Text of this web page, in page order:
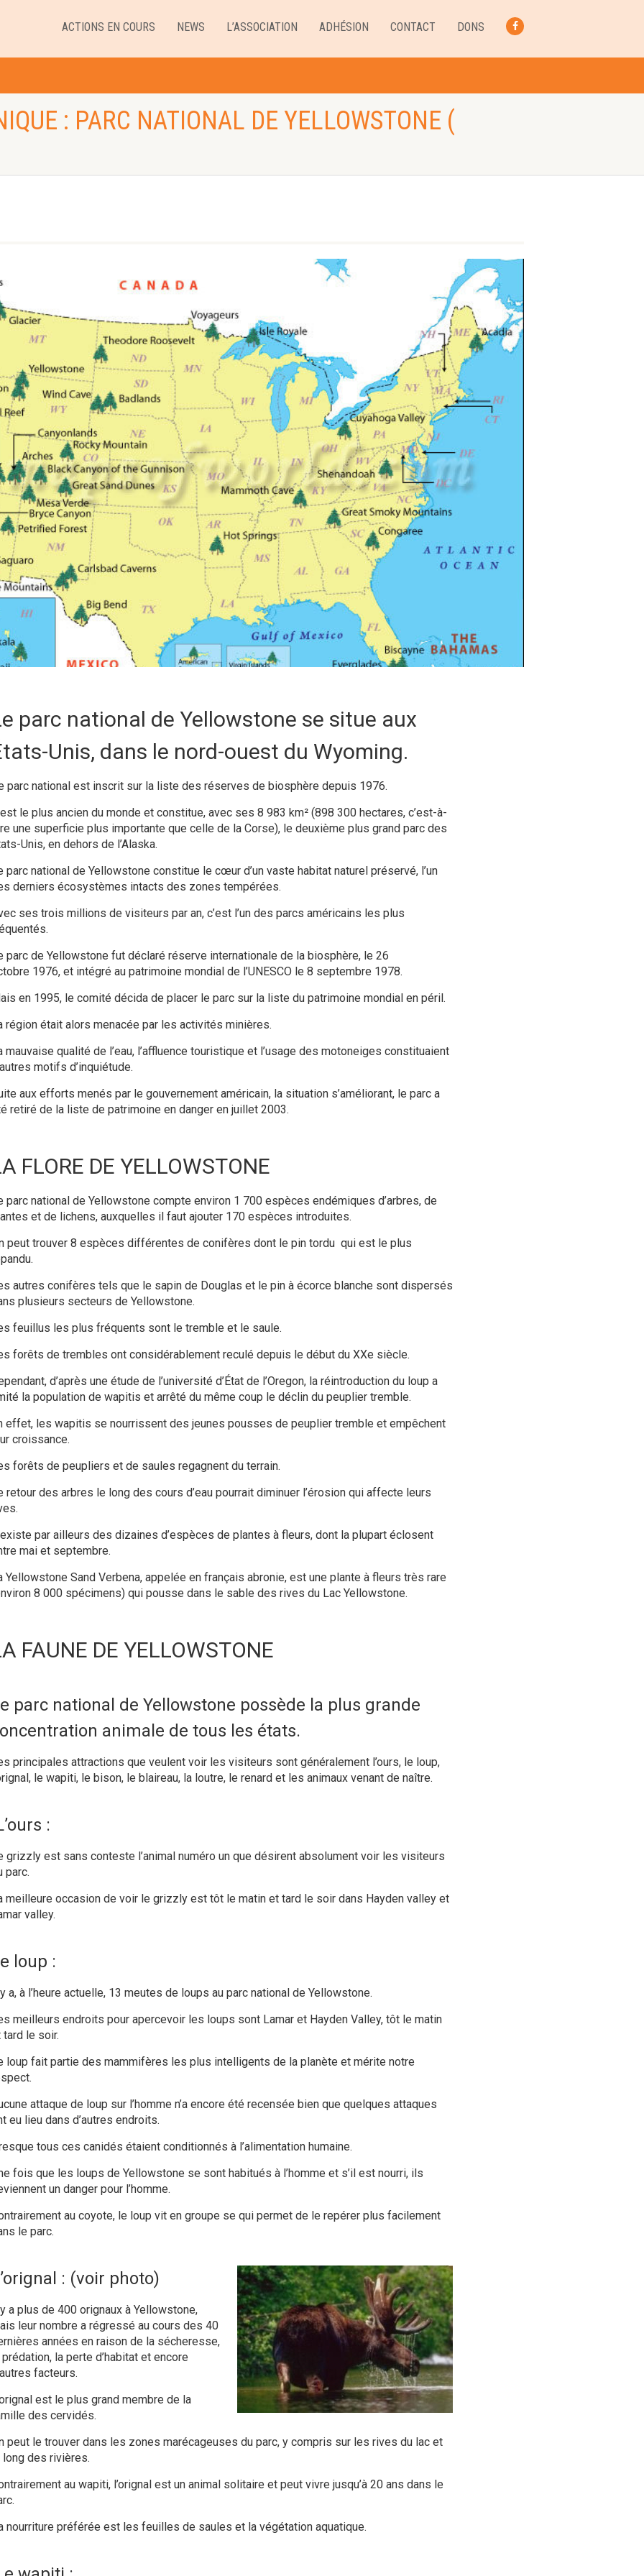
ACTIONS EN COURS NEWS L’ASSOCIATION ADHÉSION CONTACT DONS
: PARC NATIONAL DE YELLOWSTONE (
parc national de Yellowstone se situe aux
Unis, dans le nord-ouest du Wyoming.
parc nationalest inscrit sur la liste des réserves de biosphère depuis 1976.
le plus ancien du monde et constitue, avec ses 8 983 km² (898 300 hectares, c’est-à-
une superficie plus importante que celle de la Corse), le deuxième plus grand parc des
Unis, en dehors de l’Alaska.
parc national de Yellowstone constitue le cœur d’un vaste habitat naturel préservé, l’un
derniers écosystèmes intacts des zones tempérées.
ses trois millions de visiteurs par an, c’est l’un des parcs américains les plus
parc de Yellowstone fut déclaré réserve internationale de la biosphère, le 26
1976, et intégré au patrimoine mondial de l’UNESCO le 8 septembre 1978.
en 1995, le comité décida de placer le parc sur la liste du patrimoine mondial en péril.
région était alors menacée par les activités minières.
mauvaise qualité de l’eau, l’affluence touristique et l’usage des motoneiges constituaient
motifs d’inquiétude.
aux efforts menés par le gouvernement américain, la situation s’améliorant, le parc a
retiré de la liste de patrimoine en danger en juillet 2003.
FLORE DE YELLOWSTONE
parc national de Yellowstone compte environ 1 700 espèces endémiques d’arbres, de
et de lichens, auxquelles il faut ajouter 170 espèces introduites.
peut trouver 8 espèces différentes de conifères dont le pin tordu qui est le plus
autres conifères tels que le sapin de Douglas et le pin à écorce blanche sont dispersés
plusieurs secteurs de Yellowstone.
feuillus les plus fréquents sont le tremble et le saule.
forêts de trembles ont considérablement reculé depuis le début du XXe siècle.
d’après une étude de l’université d’État de l’Oregon, la réintroduction du loup a
la population de wapitis et arrêté du même coup le déclin du peuplier tremble.
effet, les wapitis se nourrissent des jeunes pousses de peuplier tremble et empêchent
croissance.
forêts de peupliers et de saules regagnent du terrain.
retour des arbres le long des cours d’eau pourrait diminuer l’érosion qui affecte leurs
par ailleurs des dizaines d’espèces de plantes à fleurs, dont la plupart éclosent
mai et septembre.
Yellowstone Sand Verbena, appelée en français abronie, est une plante à fleurs très rare
8 000 spécimens) qui pousse dans le sable des rives du Lac Yellowstone.
FAUNE DE YELLOWSTONE
parc national de Yellowstone possède la plus grande
animale de tous les états.
principales attractions que veulent voir les visiteurs sont généralement l’ours, le loup,
, le wapiti, le bison, le blaireau, la loutre, le renardet les animauxvenant de naître.
:
grizzlyest sans conteste l’animal numéro un que désirent absolument voir les visiteurs
parc.
meilleure occasion de voir le grizzlyest tôt le matin et tard le soir dans Hayden valley et
valley.
loup :
a, à l’heure actuelle, 13 meutes de loups au parc national de Yellowstone.
meilleurs endroits pour apercevoir les loups sont Lamar et Hayden Valley, tôt le matin
tard le soir.
loup fait partie des mammifères les plus intelligents de la planète et mérite notre
attaque de loup sur l’homme n’a encore été recensée bien que quelques attaques
eu lieu dans d’autres endroits.
tous ces canidés étaient conditionnés à l’alimentation humaine.
fois que les loups de Yellowstone se sont habitués à l’homme et s’il est nourri, ils
un danger pour l’homme.
au coyote, le loup vit en groupe se qui permet de le repérer plus facilement
le parc.
: (voir photo)
a plus de 400 orignauxà Yellowstone,
leur nombre a régressé au cours des 40
années en raison de la sécheresse,
prédation, la perte d’habitat et encore
facteurs.
est le plus grand membre de la
des cervidés.
peut le trouver dans les zones marécageuses du parc, y compris sur les rives du lac et
long des rivières.
au wapiti, l’orignalest un animal solitaire et peut vivre jusqu’à 20 ans dans le
nourriture préférée est les feuilles de saules et la végétation aquatique.